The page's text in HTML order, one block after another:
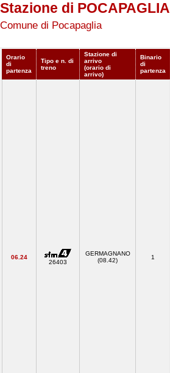
Stazione di POCAPAGLIA
Comune di Pocapaglia
Orario
di
partenza
Tipo e n. di
treno
Stazione di
arrivo
(orario di
arrivo)
Binario
di
partenza
06.24
26403
GERMAGNANO
(08.42)
1